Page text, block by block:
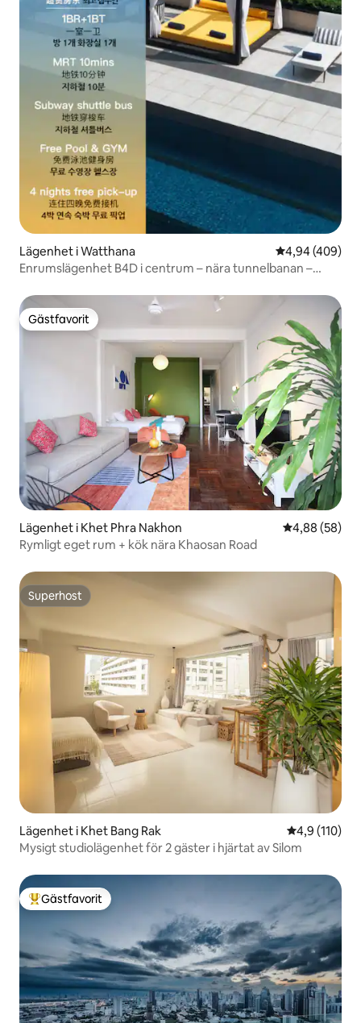
Lägenhet i Watthana 4,94 av 5 i
4,94 (409)
Enrumslägenhet B4D i centrum – nära tunnelbanan –
gratis transfer till stationen – utomhuspool – gym – bar på
taket – gratis transfer till flygplatsen för fyra nätter
Gästfavorit
Gästfavorit
Lägenhet i Khet Phra Nakhon 4,88 av 5 i
4,88 (58)
Rymligt eget rum + kök nära Khaosan Road
Superhost
Superhost
Lägenhet i Khet Bang Rak 4,9 av 5 i
4,9 (110)
Mysigt studiolägenhet för 2 gäster i hjärtat av Silom
Populär gästfavorit
Gästfavorit